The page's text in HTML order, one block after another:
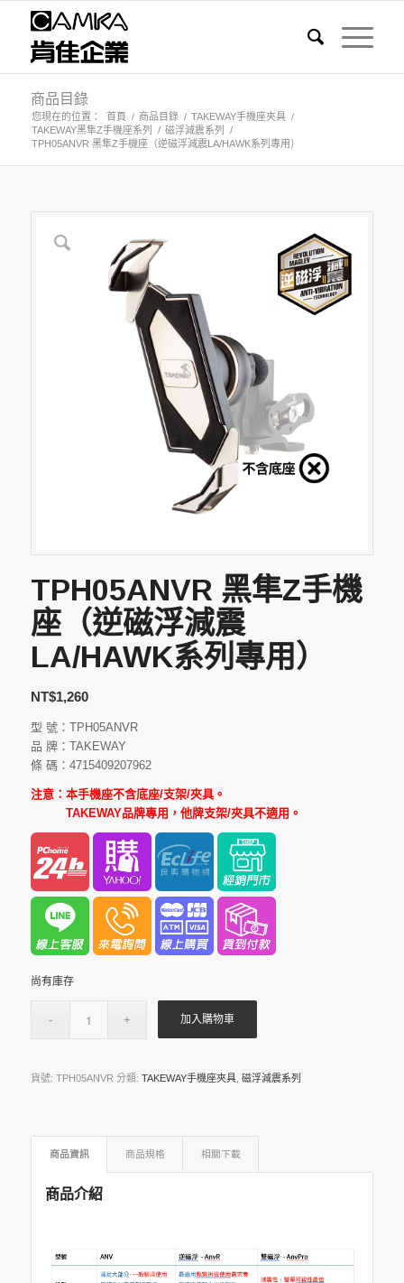
商品目錄
您現在的位置： 首頁 / 商品目錄 / TAKEWAY手機座夾具 /
TAKEWAY黑隼Z手機座系列
/ 磁浮減震系列
/
TPH05ANVR 黑隼Z手機座（逆磁浮減震LA/HAWK系列專用）
TPH05ANVR 黑隼Z手機
座（逆磁浮減震
LA/HAWK系列專用）
NT$1,260
型 號：TPH05ANVR
品 牌：TAKEWAY
條 碼：4715409207962
注意：本手機座不含底座/支架/夾具。
TAKEWAY品牌專用，他牌支架/夾具不適用。
尚有庫存
加入購物車
貨號: TPH05ANVR 分類: TAKEWAY手機座夾具, 磁浮減震系列
商品資訊 商品規格 相關下載
商品介紹